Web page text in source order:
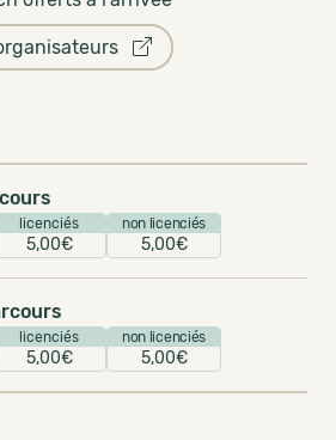
licenciés
5,00€
non licenciés
5,00€
licenciés
5,00€
non licenciés
5,00€